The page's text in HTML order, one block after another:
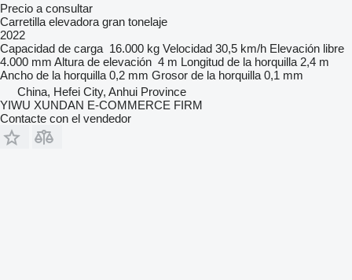
Precio a consultar
Carretilla elevadora gran tonelaje
2022
Capacidad de carga 16.000 kg Velocidad 30,5 km/h Elevación libre
4.000 mm Altura de elevación 4 m Longitud de la horquilla 2,4 m
Ancho de la horquilla 0,2 mm Grosor de la horquilla 0,1 mm
China, Hefei City, Anhui Province
YIWU XUNDAN E-COMMERCE FIRM
Contacte con el vendedor